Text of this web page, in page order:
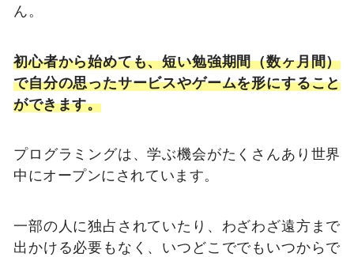
ん。
初心者から始めても、短い勉強期間（数ヶ月間）
で自分の思ったサービスやゲームを形にすること
ができます。
プログラミングは、学ぶ機会がたくさんあり世界
中にオープンにされています。
一部の人に独占されていたり、わざわざ遠方まで
出かける必要もなく、いつどこででもいつからで